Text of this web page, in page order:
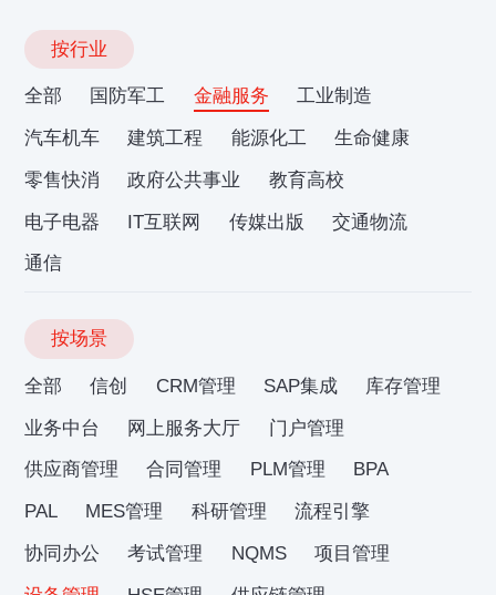
按行业
全部 国防军工 金融服务
工业制造
汽车机车
建筑工程 能源化工
生命健康
零售快消
政府公共事业
教育高校
电子电器
IT互联网 传媒出版
交通物流
通信
按场景
全部 信创 CRM管理 SAP集成
库存管理
业务中台
网上服务大厅
门户管理
供应商管理
合同管理 PLM管理
BPA
PAL
MES管理 科研管理
流程引擎
协同办公
考试管理 NQMS
项目管理